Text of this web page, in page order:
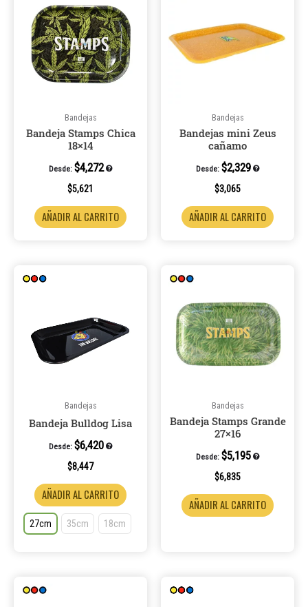
Bandejas
Bandeja Stamps Chica
18×14
Desde: $4,272
$5,621
AÑADIR AL CARRITO
Bandejas
Bandejas mini Zeus
cañamo
Desde: $2,329
$3,065
AÑADIR AL CARRITO
Bandejas
Bandeja Bulldog Lisa
Desde: $6,420
$8,447
AÑADIR AL CARRITO
variantes.
elegir
de
producto
27cm 35cm 18cm
Bandejas
Bandeja Stamps Grande
27×16
Desde: $5,195
$6,835
AÑADIR AL CARRITO